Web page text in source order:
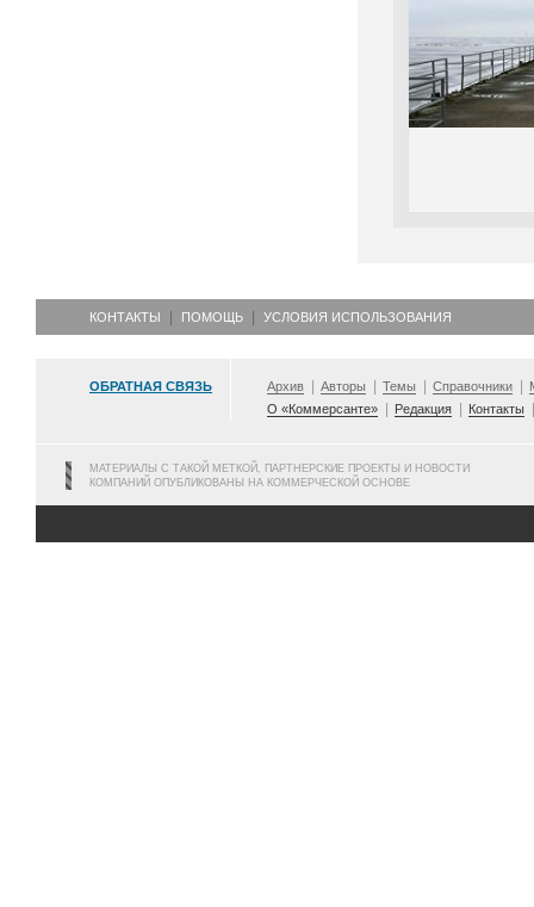
КОНТАКТЫ ПОМОЩЬ УСЛОВИЯ ИСПОЛЬЗОВАНИЯ
ОБРАТНАЯ СВЯЗЬ Архив Авторы Темы Справочники
О «Коммерсанте»
Редакция Контакты
МАТЕРИАЛЫ С ТАКОЙ МЕТКОЙ, ПАРТНЕРСКИЕ ПРОЕКТЫ И НОВОСТИ
КОМПАНИЙ ОПУБЛИКОВАНЫ НА КОММЕРЧЕСКОЙ ОСНОВЕ